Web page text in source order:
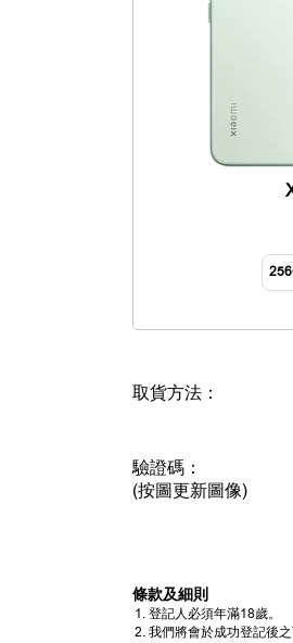
取貨方法：
驗證碼：
(按圖更新圖像)
條款及細則
登記人必須年滿18歲。
我們將會於成功登記後